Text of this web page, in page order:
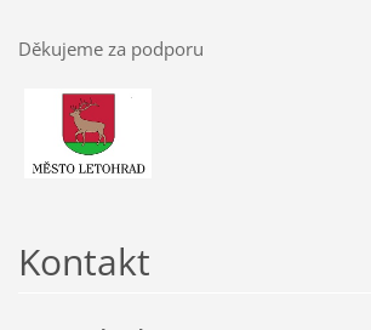
Děkujeme za podporu
Kontakt